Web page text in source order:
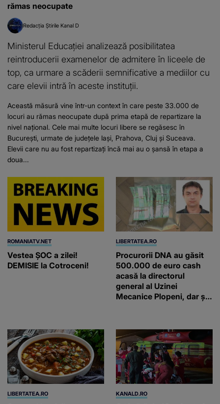
rămas neocupate
Redacția Știrile Kanal D
Ministerul Educației analizează posibilitatea
reintroducerii examenelor de admitere în liceele de
top, ca urmare a scăderii semnificative a mediilor cu
care elevii intră în aceste instituții.
Această măsură vine într-un context în care peste 33.000 de
locuri au rămas neocupate după prima etapă de repartizare la
nivel național. Cele mai multe locuri libere se regăsesc în
București, urmate de județele Iași, Prahova, Cluj și Suceava.
Elevii care nu au fost repartizați încă mai au o șansă în etapa a
doua...
ROMANIATV.NET
Vestea ȘOC a zilei!
DEMISIE la Cotroceni!
LIBERTATEA.RO
Procurorii DNA au găsit
500.000 de euro cash
acasă la directorul
general al Uzinei
Mecanice Plopeni, dar și
LIBERTATEA.RO KANALD.RO